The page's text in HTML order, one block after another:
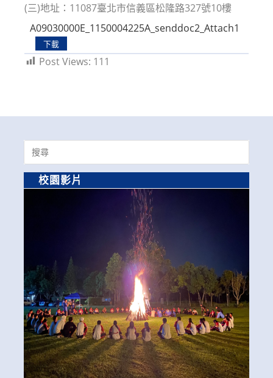
(三)地址：11087臺北市信義區松隆路327號10樓
A09030000E_1150004225A_senddoc2_Attach1
下載
Post Views: 111
Search
for:
校園影片